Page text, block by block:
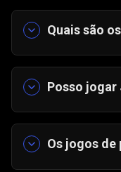
Quais são
Doods,
Posso
jogar
Os jogos de